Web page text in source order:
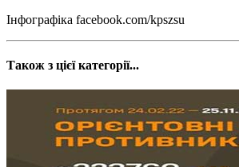
Інфографіка facebook.com/kpszsu
Також з цієї категорії...